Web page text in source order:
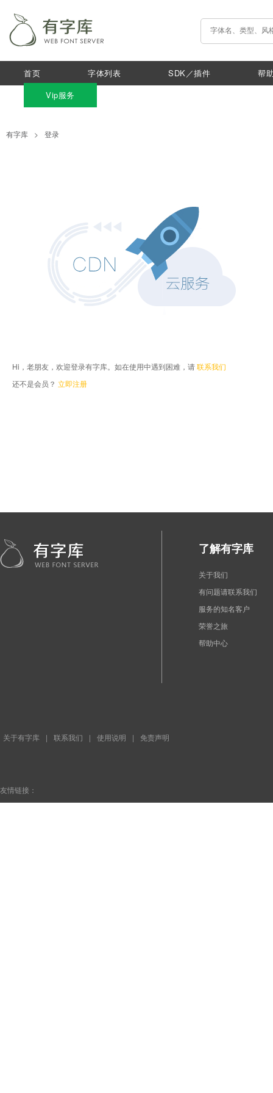
首页 字体列表 SDK／插件
帮
Vip服务
有字库 > 登录
Hi，老朋友，欢迎登录有字库。如在使用中遇到困难，请联系我们
还不是会员？ 立即注册
了解有字库
关于我们
有问题请联系我们
服务的知名客户
荣誉之旅
帮助中心
关于有字库 | 联系我们 | 使用说明 | 免责声明
友情链接：